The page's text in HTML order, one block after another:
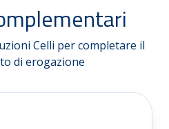
Celli per completare il
di erogazione